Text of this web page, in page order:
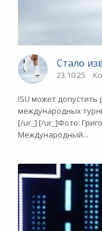
Стало
23.10.25
ISU может допустить
международных
[/ur_] [/ur_]Фото:
Международный...